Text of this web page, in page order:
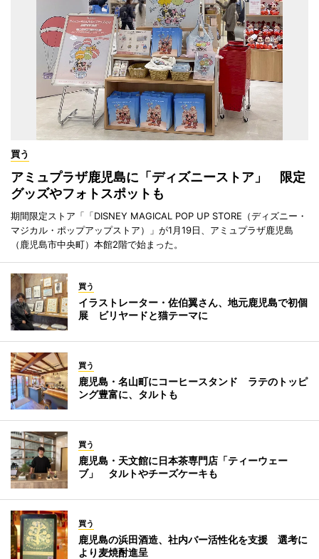
買う
アミュプラザ鹿児島に「ディズニーストア」 限定
グッズやフォトスポットも
期間限定ストア「「DISNEY MAGICAL POP UP STORE（ディズニー・
マジカル・ポップアップストア）」が1月19日、アミュプラザ鹿児島
（鹿児島市中央町）本館2階で始まった。
買う
イラストレーター・佐伯翼さん、地元鹿児島で初個
展 ビリヤードと猫テーマに
買う
鹿児島・名山町にコーヒースタンド ラテのトッピ
ング豊富に、タルトも
買う
鹿児島・天文館に日本茶専門店「ティーウェー
ブ」 タルトやチーズケーキも
買う
鹿児島の浜田酒造、社内バー活性化を支援 選考に
より麦焼酎進呈